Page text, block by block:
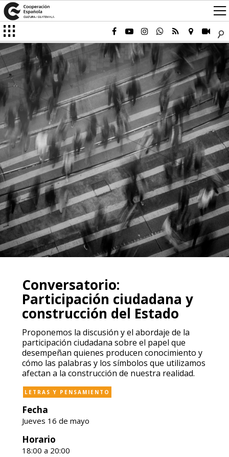
Conversatorio:
Participación ciudadana y
construcción del Estado
Proponemos la discusión y el abordaje de la
participación ciudadana sobre el papel que
desempeñan quienes producen conocimiento y
cómo las palabras y los símbolos que utilizamos
afectan a la construcción de nuestra realidad.
LETRAS Y PENSAMIENTO
Fecha
Jueves 16 de mayo
Horario
18:00 a 20:00